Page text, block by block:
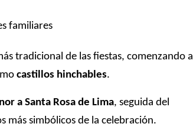
familiares
tradicional de las fiestas, comenzando a
castillos hinchables.
a Santa Rosa de Lima, seguida del
más simbólicos de la celebración.